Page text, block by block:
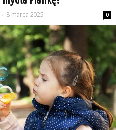
- 8 marca 2025 0